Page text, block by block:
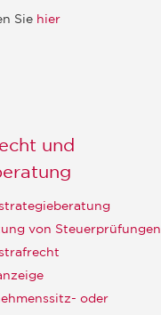
Sie hier
und
von Steuerprüfungen
oder